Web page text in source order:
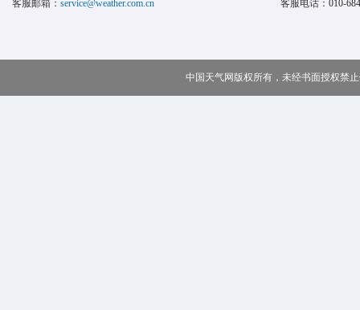
客服邮箱： service@weather.com.cn 客服电话： 010-
中国天气网版权所有，未经书面授权